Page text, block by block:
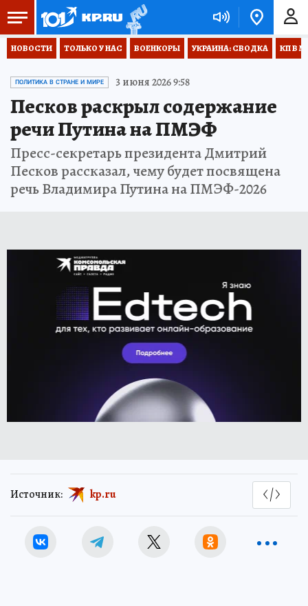
НОВОСТИ ТОЛЬКО У НАС ВОЕНКОРЫ УКРАИНА: СВОДКА КП В
ПОЛИТИКА В СТРАНЕ И МИРЕ 3 июня 2026 9:58
Песков раскрыл содержание
речи Путина на ПМЭФ
Пресс-секретарь президента Дмитрий
Песков рассказал, чему будет посвящена
речь Владимира Путина на ПМЭФ-2026
Источник: kp.ru